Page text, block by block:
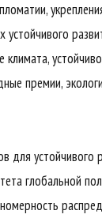
премии,
для устойчивого
глобальной